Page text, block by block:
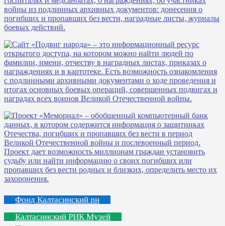
Фонд Калтасинский рн
Калтасинский РИК Музей